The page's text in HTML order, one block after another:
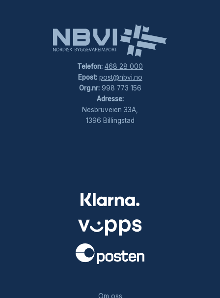
Telefon: 468 28 000
Epost: post@nbvi.no
Org.nr:998 773 156
Adresse:
Nesbruveien 33A,
1396 Billingstad
Om oss